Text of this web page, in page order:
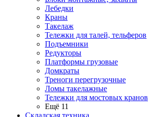
Лебедки
Краны
Такелаж
Тележки для талей, тельферов
Подъемники
Редукторы
Платформы грузовые
Домкраты
Треноги перегрузочные
Ломы такелажные
Тележки для мостовых кранов
Ещё 11
Складская техника